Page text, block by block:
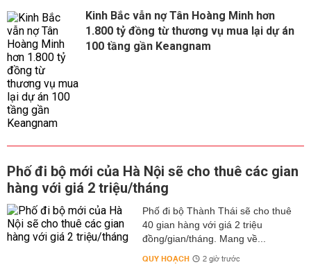
Kinh Bắc vẫn nợ Tân Hoàng Minh hơn
1.800 tỷ đồng từ thương vụ mua lại dự án
100 tầng gần Keangnam
Phố đi bộ mới của Hà Nội sẽ cho thuê các gian
hàng với giá 2 triệu/tháng
Phố đi bộ Thành Thái sẽ cho thuê
40 gian hàng với giá 2 triệu
đồng/gian/tháng. Mang về...
QUY HOẠCH 2 giờ trước